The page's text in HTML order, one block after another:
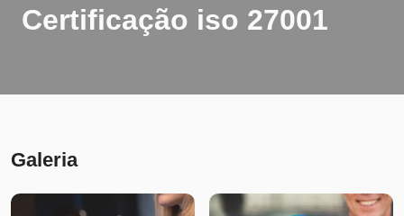
certificação iso 27001
Galeria